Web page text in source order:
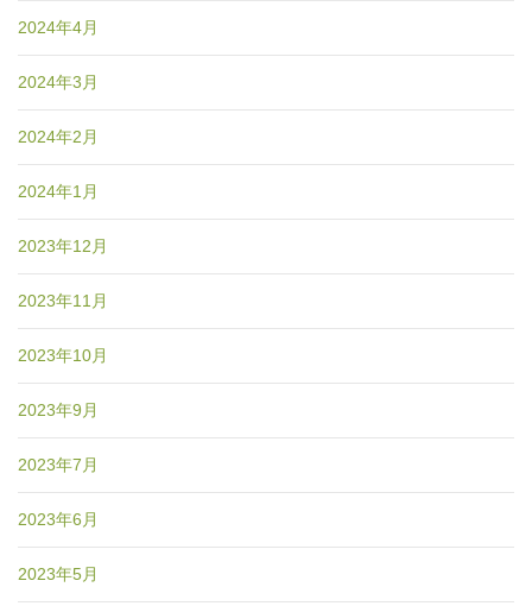
2024年4月
2024年3月
2024年2月
2024年1月
2023年12月
2023年11月
2023年10月
2023年9月
2023年7月
2023年6月
2023年5月